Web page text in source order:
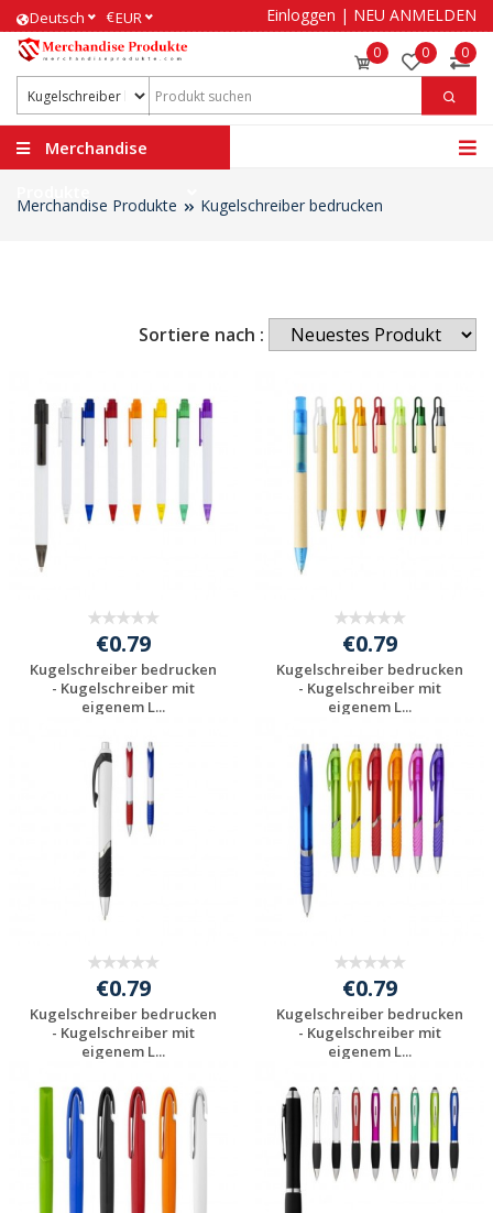
Deutsch €EUR Einloggen | NEU ANMELDEN
0 0 0
Merchandise
Merchandise Produkte Kugelschreiber bedrucken
Sortiere nach :
€0.79
Kugelschreiber bedrucken
- Kugelschreiber mit
eigenem L...
Preis unverbindlich
anfragen
€0.79
Kugelschreiber bedrucken
- Kugelschreiber mit
eigenem L...
Preis unverbindlich
anfragen
€0.79
Kugelschreiber bedrucken
- Kugelschreiber mit
eigenem L...
Preis unverbindlich
anfragen
€0.79
Kugelschreiber bedrucken
- Kugelschreiber mit
eigenem L...
Preis unverbindlich
anfragen